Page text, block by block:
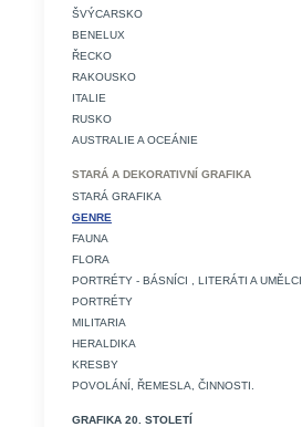
ŠVÝCARSKO
BENELUX
ŘECKO
RAKOUSKO
ITALIE
RUSKO
AUSTRALIE A OCEÁNIE
STARÁ A DEKORATIVNÍ GRAFIKA
STARÁ GRAFIKA
GENRE
FAUNA
FLORA
PORTRÉTY - BÁSNÍCI , LITERÁTI A UMĚLCI
PORTRÉTY
MILITARIA
HERALDIKA
KRESBY
POVOLÁNÍ, ŘEMESLA, ČINNOSTI.
GRAFIKA 20. STOLETÍ